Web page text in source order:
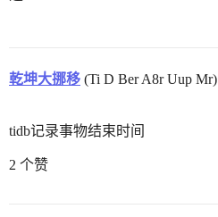
乾坤大挪移 (Ti D Ber A8r Uup Mr)
tidb记录事物结束时间
2 个赞